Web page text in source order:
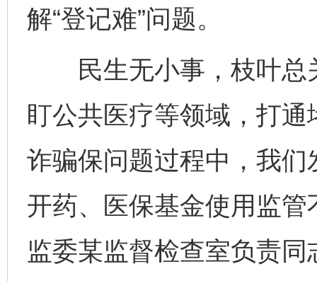
解“登记难”问题。
民生无小事，枝叶总
盯公共医疗等领域，打
诈骗保问题过程中，我
开药、医保基金使用监管
监委某监督检查室负责